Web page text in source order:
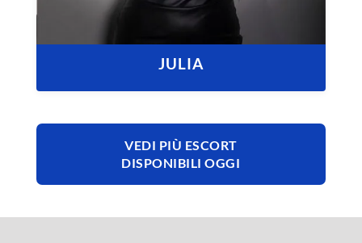
JULIA
VEDI PIÙ ESCORT
DISPONIBILI OGGI